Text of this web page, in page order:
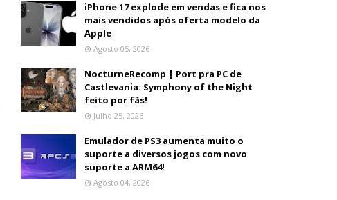
iPhone 17 explode em vendas e fica nos
mais vendidos após oferta modelo da
Apple
Agosto 05, 2026
NocturneRecomp | Port pra PC de
Castlevania: Symphony of the Night
feito por fãs!
Julho 25, 2026
Emulador de PS3 aumenta muito o
suporte a diversos jogos com novo
suporte a ARM64!
Agosto 04, 2026